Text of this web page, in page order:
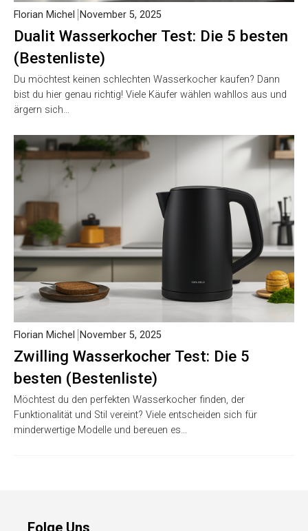
Dualit Wasserkocher Test: Die 5 besten
(Bestenliste)
Florian Michel November 5, 2025
Du möchtest keinen schlechten Wasserkocher kaufen? Dann
bist du hier genau richtig! Viele Käufer wählen wahllos aus und
ärgern sich…
Zwilling Wasserkocher Test: Die 5
besten (Bestenliste)
Florian Michel November 5, 2025
Möchtest du den perfekten Wasserkocher finden, der
Funktionalität und Stil vereint? Viele entscheiden sich für
minderwertige Modelle und bereuen es…
Folge Uns